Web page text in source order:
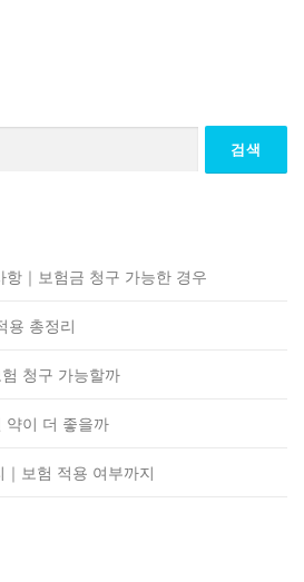
｜보험금 청구 가능한 경우
용 총정리
청구 가능할까
약이 더 좋을까
보험 적용 여부까지